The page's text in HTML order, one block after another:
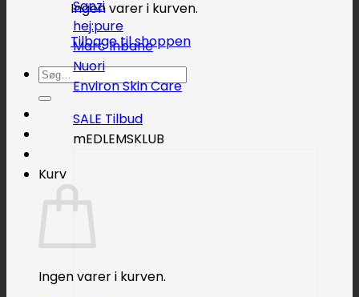
Ingen varer i kurven.
Tilbage til shoppen
Søg
efter:
Kurv
Ingen varer i kurven.
Sanzi
hej:pure
Marc Inbane
Nuori
Environ Skin Care
SALE
mEDLEMSKLUB